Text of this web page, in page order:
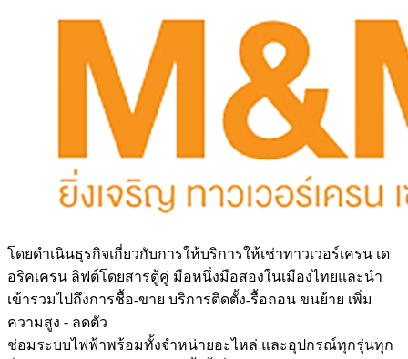
โดยดำเนินธุรกิจเกี่ยวกับการให้บริการให้เช่าทาวเวอร์เครน เด
อริคเครน ลิฟต์โดยสารตู้คู่ มือหนึ่งมือสองในเมืองไทยและนำ
เข้ารวมไปถึงการชื้อ-ขาย บริการติดตั้ง-รื้อถอน ขนย้าย เพิ่ม
ความสูง - ลดตัว
ช่อมระบบไฟฟ้าพร้อมทั้งจำหน่ายอะไหล่ และอุปกรณ์ทุกรุ่นทุก